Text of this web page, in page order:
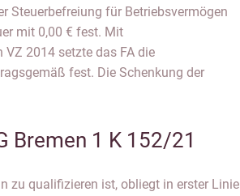
Steuerbefreiung für Betriebsvermögen
mit 0,00 € fest. Mit
2014 setzte das FA die
fest. Die Schenkung der
Bremen 1 K 152/21
zu qualifizieren ist, obliegt in erster Linie